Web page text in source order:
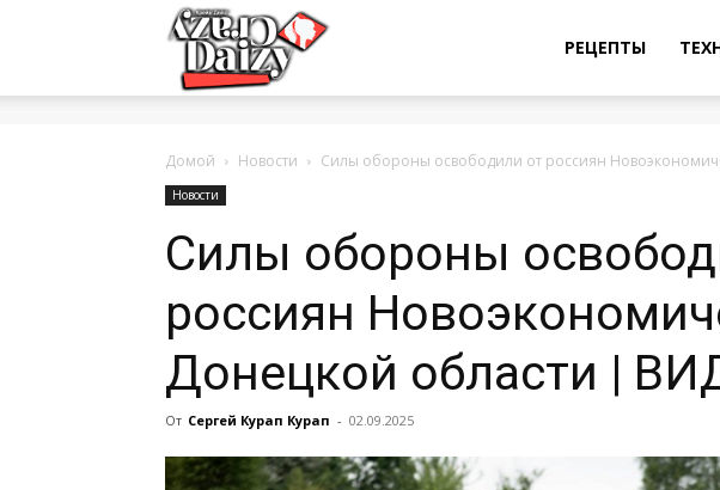
—
сумашедшие
новости
РЕЦЕПТЫ
Домой Новости Силы обороны освободили от россиян
Новости
Силы обороны
россиян
Донецкой области |
От Сергей Курап Курап - 02.09.2025